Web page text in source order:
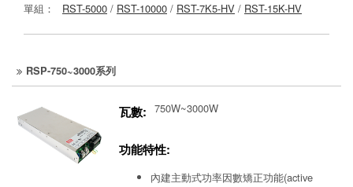
單組： RST-5000 / RST-10000 / RST-7K5-HV / RST-15K-HV
RSP-750~3000系列
瓦數: 750W~3000W
功能特性:
內建主動式功率因數矯正功能(active